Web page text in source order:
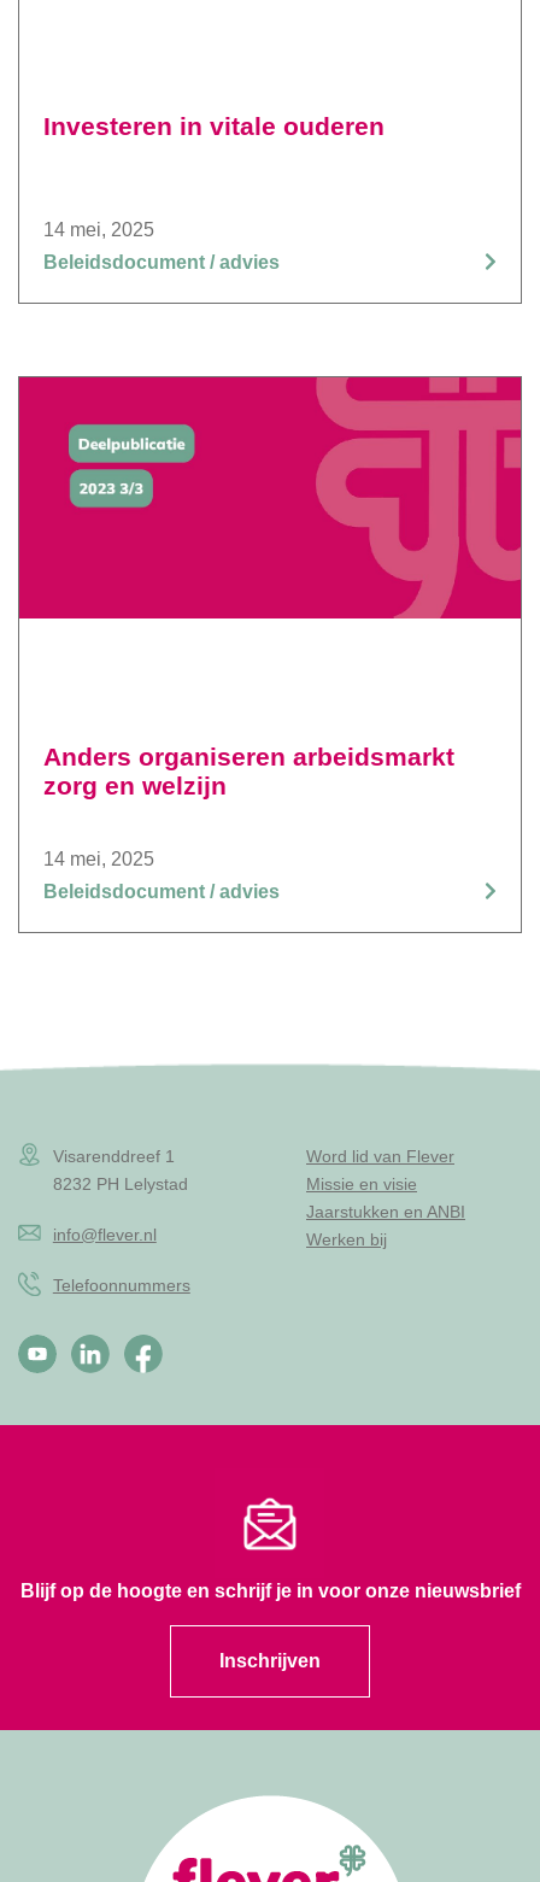
Investeren in vitale ouderen
14 mei, 2025
Beleidsdocument / advies
Anders organiseren arbeidsmarkt
zorg en welzijn
14 mei, 2025
Beleidsdocument / advies
Visarenddreef 1
8232 PH Lelystad
info@flever.nl
Telefoonnummers
Word lid van Flever
Missie en visie
Jaarstukken en ANBI
Werken bij
Blijf op de hoogte en schrijf je in voor onze nieuwsbrief
Inschrijven